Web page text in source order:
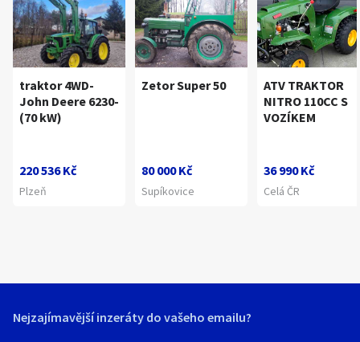
traktor 4WD-
John Deere 6230-
(70 kW)
220 536 Kč
Plzeň
Zetor Super 50
80 000 Kč
Supíkovice
ATV TRAKTOR
NITRO 110CC S
VOZÍKEM
36 990 Kč
Celá ČR
Nejzajímavější inzeráty do vašeho emailu?